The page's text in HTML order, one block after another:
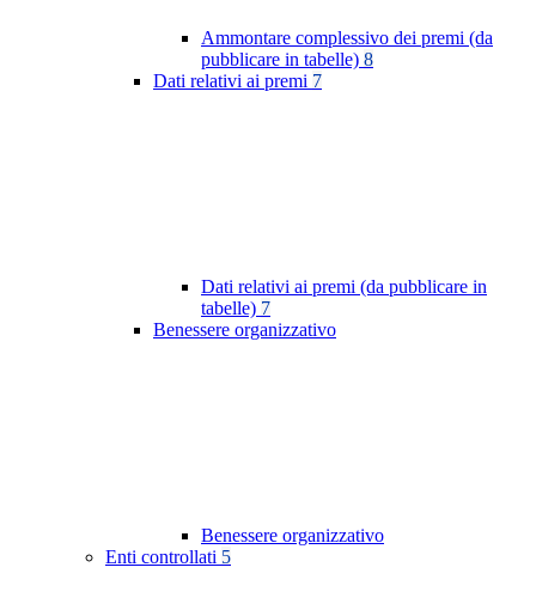
Ammontare complessivo dei premi (da
pubblicare in tabelle) 8
Dati relativi ai premi 7
Dati relativi ai premi (da pubblicare in
tabelle) 7
Benessere organizzativo
Benessere organizzativo
Enti controllati 5